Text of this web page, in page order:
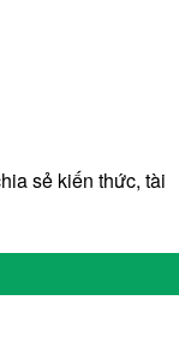
sẻ kiến thức, tài